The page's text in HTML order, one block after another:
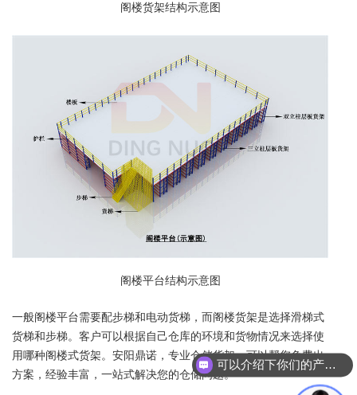
阁楼货架结构示意图
阁楼平台结构示意图
一般阁楼平台需要配步梯和电动货梯，而阁楼货架是选择滑梯式
货梯和步梯。客户可以根据自己仓库的环境和货物情况来选择使
用哪种阁楼式货架。安阳鼎诺，专业仓储货架，可以帮您免费出
方案，经验丰富，一站式解决您的仓储问题。
可以介绍下你们的产品么？